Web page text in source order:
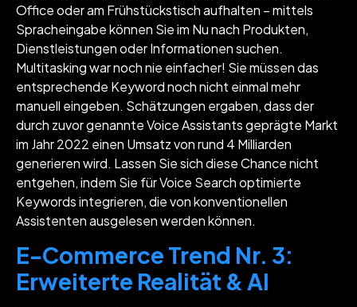
Office oder am Frühstückstisch aufhalten – mittels
Spracheingabe können Sie im Nu nach Produkten,
Dienstleistungen oder Informationen suchen.
Multitasking war noch nie einfacher! Sie müssen das
entsprechende Keyword noch nicht einmal mehr
manuell eingeben. Schätzungen ergaben, dass der
durch zuvor genannte Voice Assistants geprägte Markt
im Jahr 2022 einen Umsatz von rund 4 Milliarden
generieren wird. Lassen Sie sich diese Chance nicht
entgehen, indem Sie für Voice Search optimierte
Keywords integrieren, die von konventionellen
Assistenten ausgelesen werden können.
E-Commerce Trend Nr. 3:
Erweiterte Realität & AI